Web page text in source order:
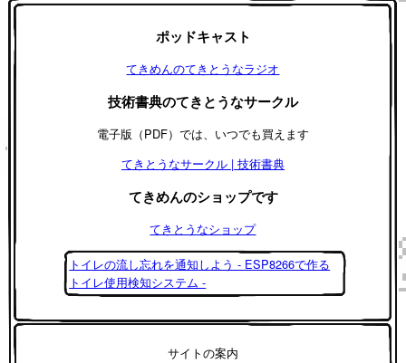
ポッドキャスト
てきめんのてきとうなラジオ
技術書典のてきとうなサークル
電子版（PDF）では、いつでも買えます
てきとうなサークル | 技術書典
てきめんのショップです
てきとうなショップ
トイレの流し忘れを通知しよう - ESP8266で作る
トイレ使用検知システム -
サイトの案内